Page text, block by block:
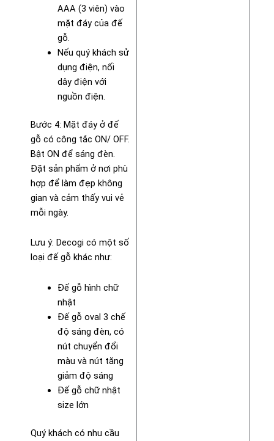
AAA (3 viên) vào
mặt đáy của đế
gỗ.
Nếu quý khách sử
dụng điện, nối
dây điện với
nguồn điện.
Bước 4: Mặt đáy ở đế
gỗ có công tắc ON/ OFF.
Bật ON để sáng đèn.
Đặt sản phẩm ở nơi phù
hợp để làm đẹp không
gian và cảm thấy vui vẻ
mỗi ngày.
Lưu ý: Decogi có một số
loại đế gỗ khác như:
Đế gỗ hình chữ
nhật
Đế gỗ oval 3 chế
độ sáng đèn, có
nút chuyển đổi
màu và nút tăng
giảm độ sáng
Đế gỗ chữ nhật
size lớn
Quý khách có nhu cầu